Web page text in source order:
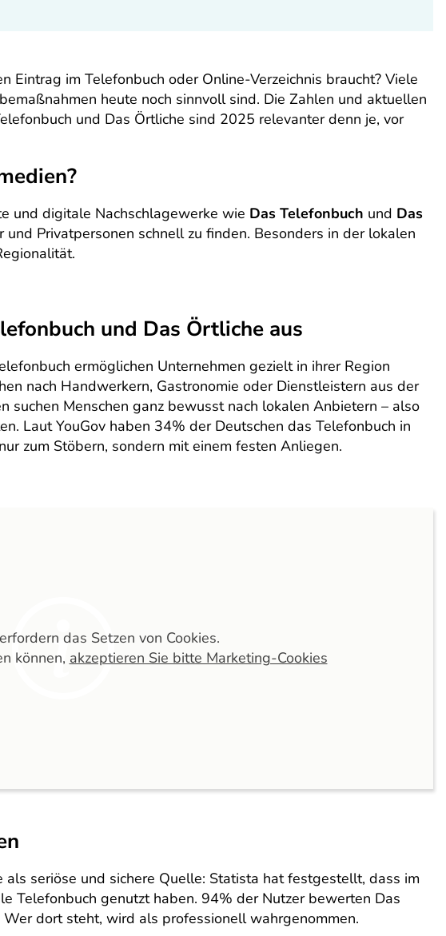
Eintrag im Telefonbuch oder Online-Verzeichnis braucht? Viele
heute noch sinnvoll sind. Die Zahlen und aktuellen
und Das Örtliche sind 2025 relevanter denn je, vor
und digitale Nachschlagewerke wie Das Telefonbuch und Das
Privatpersonen schnell zu finden. Besonders in der lokalen
und Das Örtliche aus
ermöglichen Unternehmen gezielt in ihrer Region
nach Handwerkern, Gastronomie oder Dienstleistern aus der
suchen Menschen ganz bewusst nach lokalen Anbietern – also
Laut YouGov haben 34% der Deutschen das Telefonbuch in
zum Stöbern, sondern mit einem festen Anliegen.
das Setzen von Cookies.
können, akzeptieren Sie bitte Marketing-Cookies
als seriöse und sichere Quelle: Statista hat festgestellt, dass im
Telefonbuch genutzt haben. 94% der Nutzer bewerten Das
dort steht, wird als professionell wahrgenommen.